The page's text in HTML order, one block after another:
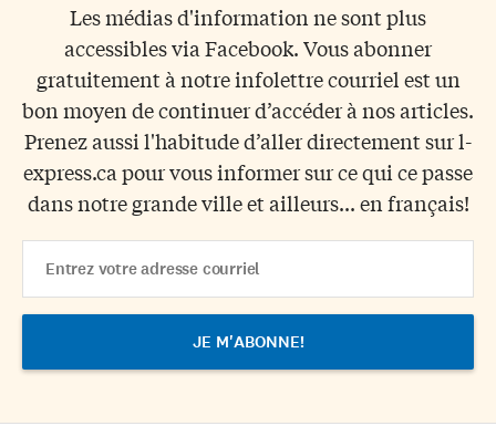
Les médias d'information ne sont plus
accessibles via Facebook. Vous abonner
gratuitement à notre infolettre courriel est un
bon moyen de continuer d’accéder à nos articles.
Prenez aussi l'habitude d’aller directement sur l-
express.ca pour vous informer sur ce qui ce passe
dans notre grande ville et ailleurs... en français!
Address